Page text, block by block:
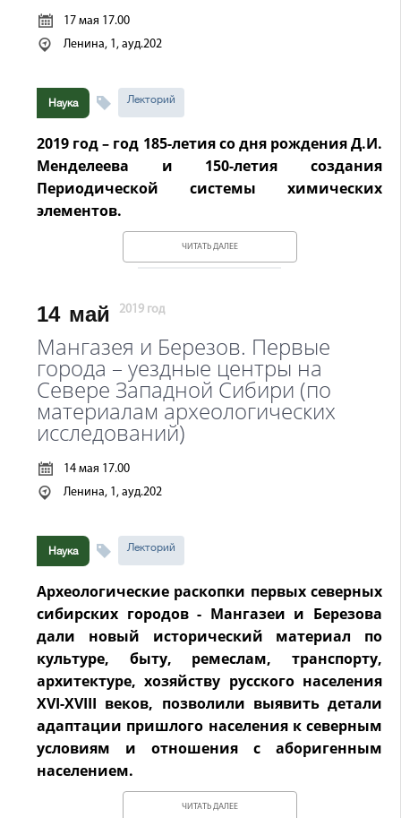
17 мая 17.00
Ленина, 1, ауд.202
Наука Лекторий
2019 год – год 185-летия со дня рождения Д.И.
Менделеева и 150-летия создания
Периодической системы химических
элементов.
ЧИТАТЬ ДАЛЕЕ
14 май 2019 год
Мангазея и Березов. Первые
города – уездные центры на
Севере Западной Сибири (по
материалам археологических
исследований)
14 мая 17.00
Ленина, 1, ауд.202
Наука Лекторий
Археологические раскопки первых северных
сибирских городов - Мангазеи и Березова
дали новый исторический материал по
культуре, быту, ремеслам, транспорту,
архитектуре, хозяйству русского населения
XVI-XVIII веков, позволили выявить детали
адаптации пришлого населения к северным
условиям и отношения с аборигенным
населением.
ЧИТАТЬ ДАЛЕЕ